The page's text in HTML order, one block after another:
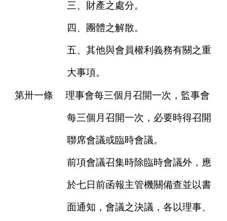
三、財產之處分。
四、團體之解散。
五、其他與會員權利義務有關之重
大事項。
第卅一條 理事會每三個月召開一次，監事會
每三個月召開一次，必要時得召開
聯席會議或臨時會議。
前項會議召集時除臨時會議外，應
於七日前函報主管機關備查並以書
面通知，會議之決議，各以理事、